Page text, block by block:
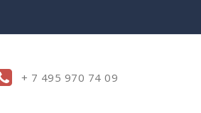
+ 7 495 970 74 09